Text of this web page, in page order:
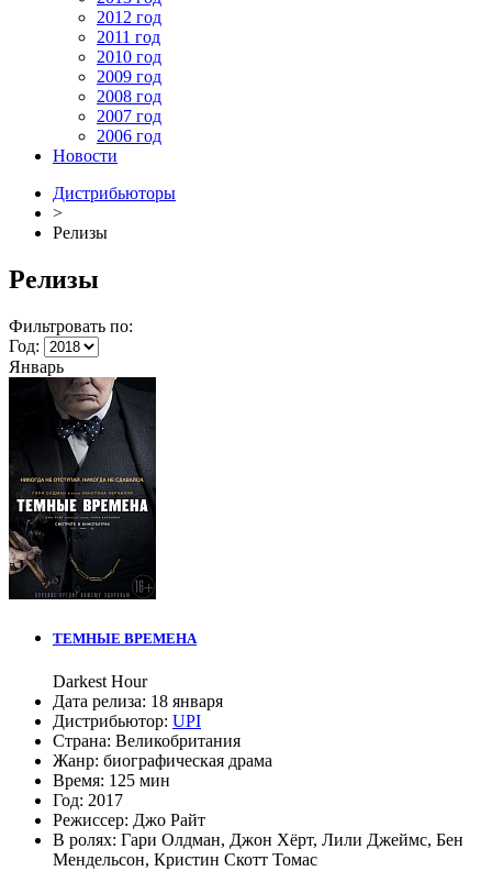
2012 год
2011 год
2010 год
2009 год
2008 год
2007 год
2006 год
Новости
Дистрибьюторы
>
Релизы
Релизы
Фильтровать по:
Год:
Январь
ТЕМНЫЕ ВРЕМЕНА
Darkest Hour
Дата релиза: 18 января
Дистрибьютор: UPI
Страна: Великобритания
Жанр: биографическая драма
Время: 125 мин
Год: 2017
Режиссер: Джо Райт
В ролях: Гари Олдман, Джон Хёрт, Лили Джеймс, Бен
Мендельсон, Кристин Скотт Томас